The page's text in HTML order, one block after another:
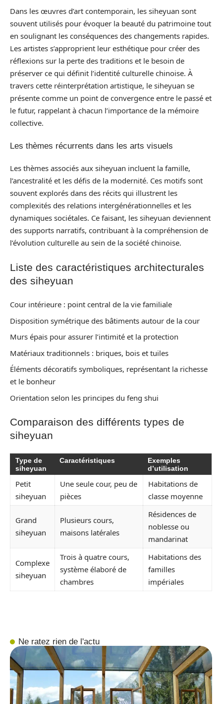
Dans les œuvres d’art contemporain, les siheyuan sont
souvent utilisés pour évoquer la beauté du patrimoine tout
en soulignant les conséquences des changements rapides.
Les artistes s’approprient leur esthétique pour créer des
réflexions sur la perte des traditions et le besoin de
préserver ce qui définit l’identité culturelle chinoise. À
travers cette réinterprétation artistique, le siheyuan se
présente comme un point de convergence entre le passé et
le futur, rappelant à chacun l’importance de la mémoire
collective.
Les thèmes récurrents dans les arts visuels
Les thèmes associés aux siheyuan incluent la famille,
l’ancestralité et les défis de la modernité. Ces motifs sont
souvent explorés dans des récits qui illustrent les
complexités des relations intergénérationnelles et les
dynamiques sociétales. Ce faisant, les siheyuan deviennent
des supports narratifs, contribuant à la compréhension de
l’évolution culturelle au sein de la société chinoise.
Liste des caractéristiques architecturales
des siheyuan
Cour intérieure : point central de la vie familiale
Disposition symétrique des bâtiments autour de la cour
Murs épais pour assurer l’intimité et la protection
Matériaux traditionnels : briques, bois et tuiles
Éléments décoratifs symboliques, représentant la richesse
et le bonheur
Orientation selon les principes du feng shui
Comparaison des différents types de
siheyuan
Type de
siheyuan
Caractéristiques
Exemples
d’utilisation
Petit
siheyuan
Une seule cour, peu de
pièces
Habitations de
classe moyenne
Grand
siheyuan
Plusieurs cours,
maisons latérales
Résidences de
noblesse ou
mandarinat
Complexe
siheyuan
Trois à quatre cours,
système élaboré de
chambres
Habitations des
familles
impériales
Ne ratez rien de l'actu